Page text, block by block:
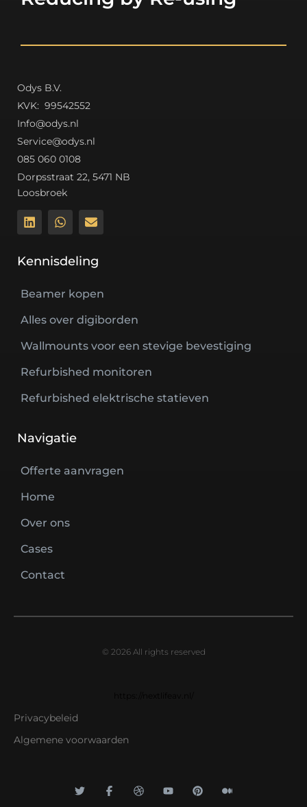
Odys B.V.
KVK: 99542552
Info@odys.nl
Service@odys.nl
085 060 0108
Dorpsstraat 22, 5471 NB
Loosbroek
Kennisdeling
Beamer kopen
Alles over digiborden
Wallmounts voor een stevige bevestiging
Refurbished monitoren
Refurbished elektrische statieven
Navigatie
Offerte aanvragen
Home
Over ons
Cases
Contact
© 2026 All rights reserved
Privacybeleid
Algemene voorwaarden